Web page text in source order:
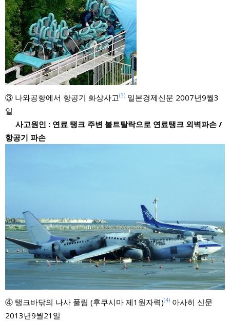
③ 나와공항에서 항공기 화상사고(3) 일본경제신문 2007년9월3
일
사고원인 : 연료 탱크 주변 볼트탈락으로 연료탱크 외벽파손 /
항공기 파손
④ 탱크바닦의 나사 풀림 (후쿠시마 제1원자력)(4) 아사히 신문
2013년9월21일